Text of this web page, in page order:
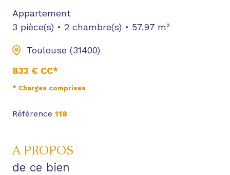
Appartement
3 pièce(s)
2 chambre(s) 57.97 m²
Toulouse (31400)
833 € CC*
* Charges comprises
Référence 118
A PROPOS
de ce bien